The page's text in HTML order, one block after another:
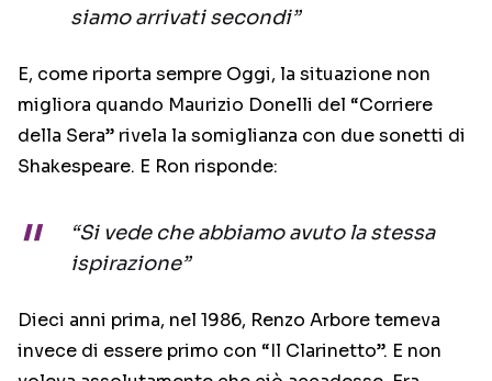
siamo arrivati secondi”
E, come riporta sempre Oggi, la situazione non
migliora quando Maurizio Donelli del “Corriere
della Sera” rivela la somiglianza con due sonetti di
Shakespeare. E Ron risponde:
“Si vede che abbiamo avuto la stessa
ispirazione”
Dieci anni prima, nel 1986, Renzo Arbore temeva
invece di essere primo con “Il Clarinetto”. E non